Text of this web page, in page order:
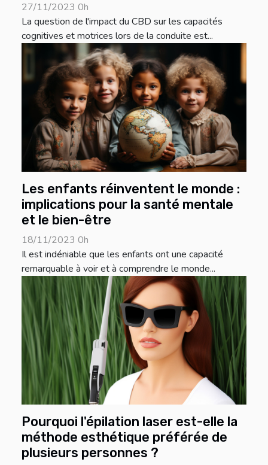
27/11/2023 0h
La question de l'impact du CBD sur les capacités
cognitives et motrices lors de la conduite est...
Les enfants réinventent le monde :
implications pour la santé mentale
et le bien-être
18/11/2023 0h
Il est indéniable que les enfants ont une capacité
remarquable à voir et à comprendre le monde...
Pourquoi l'épilation laser est-elle la
méthode esthétique préférée de
plusieurs personnes ?